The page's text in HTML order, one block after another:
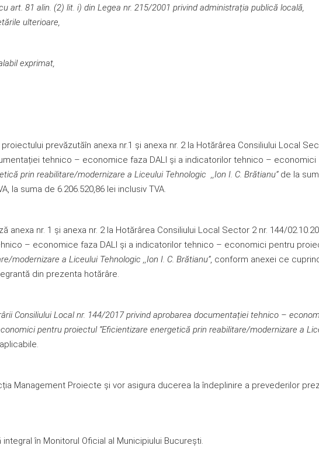
art. 81 alin. (2) lit. i) din Legea nr. 215/2001 privind administrația publică locală,
ulterioare,
exprimat,
prevăzutăîn anexa nr.1 și anexa nr. 2 la Hotărârea Consiliului Local
tehnico – economice faza DALI și a indicatorilor tehnico – economici
prin reabilitare/modernizare a Liceului Tehnologic ,,Ion I. C. Brătianu”de la
la suma de 6.206.520,86 lei inclusiv TVA.
anexa nr. 1 și anexa nr. 2 la Hotărârea Consiliului Local Sector 2 nr. 144/
– economice faza DALI și a indicatorilor tehnico – economici pentru
modernizare a Liceului Tehnologic ,,Ion I. C. Brătianu”, conform anexei ce
din prezenta hotărâre.
Consiliului Local nr. 144/2017 privind aprobarea documentației tehnico –
pentru proiectul ”Eficientizare energetică prin reabilitare/modernizare a
Management Proiecte și vor asigura ducerea la îndeplinire a prevederilor
în Monitorul Oficial al Municipiului București.